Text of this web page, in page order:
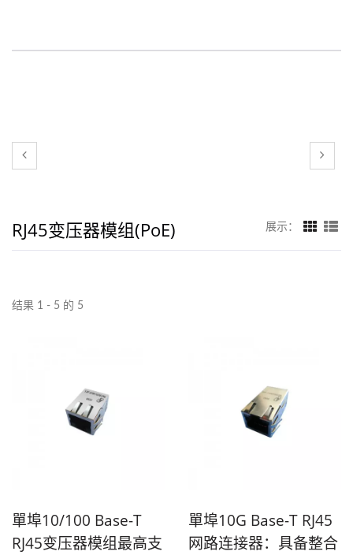
RJ45变压器模组(PoE) 展示：
结果 1 - 5 的 5
單埠10/100 Base-T
RJ45变压器模组最高支
單埠10G Base-T RJ45
网路连接器：具备整合